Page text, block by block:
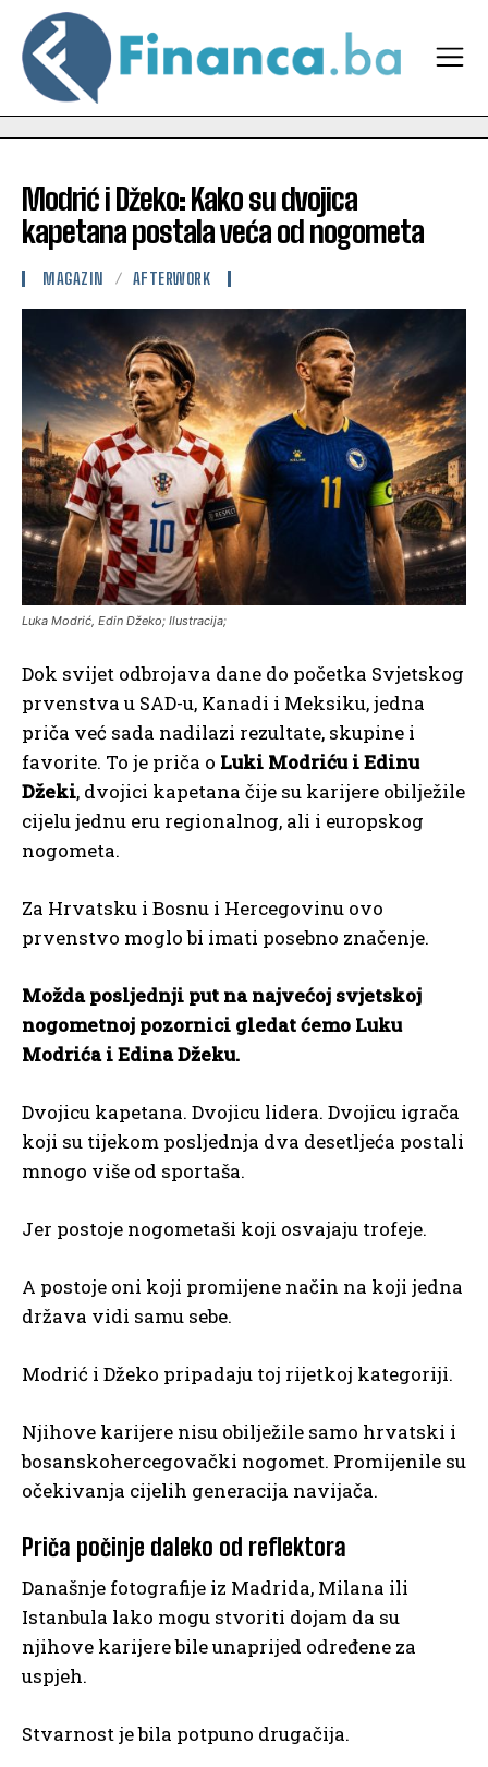
Modrić i Džeko: Kako su dvojica
kapetana postala veća od nogometa
MAGAZIN AFTERWORK
Luka Modrić, Edin Džeko; Ilustracija;
Dok svijet odbrojava dane do početka Svjetskog
prvenstva u SAD-u, Kanadi i Meksiku, jedna
priča već sada nadilazi rezultate, skupine i
favorite. To je priča o Luki Modriću i Edinu
Džeki, dvojici kapetana čije su karijere obilježile
cijelu jednu eru regionalnog, ali i europskog
nogometa.
Za Hrvatsku i Bosnu i Hercegovinu ovo
prvenstvo moglo bi imati posebno značenje.
Možda posljednji put na najvećoj svjetskoj
nogometnoj pozornici gledat ćemo Luku
Modrića i Edina Džeku.
Dvojicu kapetana. Dvojicu lidera. Dvojicu igrača
koji su tijekom posljednja dva desetljeća postali
mnogo više od sportaša.
Jer postoje nogometaši koji osvajaju trofeje.
A postoje oni koji promijene način na koji jedna
država vidi samu sebe.
Modrić i Džeko pripadaju toj rijetkoj kategoriji.
Njihove karijere nisu obilježile samo hrvatski i
bosanskohercegovački nogomet. Promijenile su
očekivanja cijelih generacija navijača.
Priča počinje daleko od reflektora
Današnje fotografije iz Madrida, Milana ili
Istanbula lako mogu stvoriti dojam da su
njihove karijere bile unaprijed određene za
uspjeh.
Stvarnost je bila potpuno drugačija.